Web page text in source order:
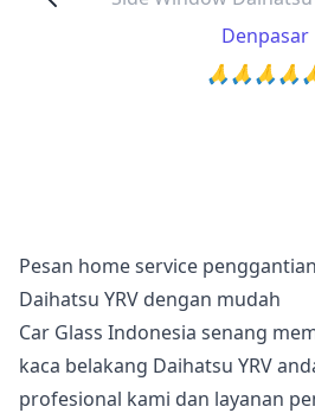
Denpasar
Pesan home service
Daihatsu YRV dengan mudah
Car Glass Indonesia senang
kaca belakang Daihatsu YRV
profesional kami dan layanan